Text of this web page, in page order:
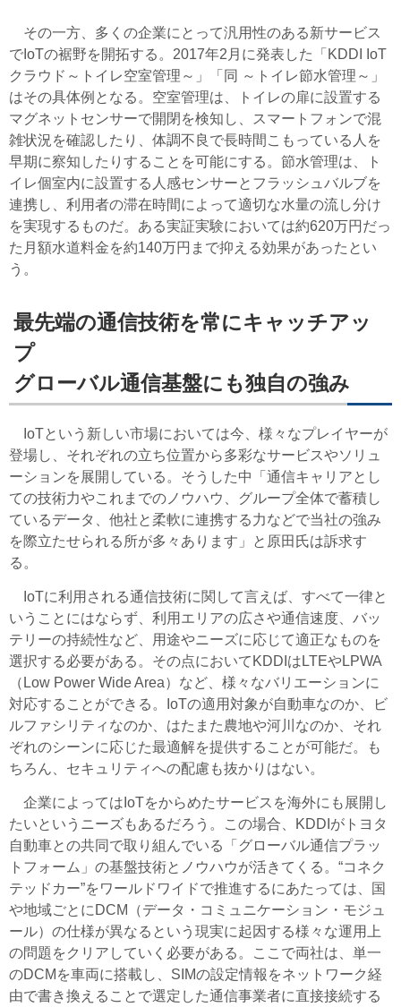
その一方、多くの企業にとって汎用性のある新サービス
でIoTの裾野を開拓する。2017年2月に発表した「KDDI IoT
クラウド～トイレ空室管理～」「同 ～トイレ節水管理～」
はその具体例となる。空室管理は、トイレの扉に設置する
マグネットセンサーで開閉を検知し、スマートフォンで混
雑状況を確認したり、体調不良で長時間こもっている人を
早期に察知したりすることを可能にする。節水管理は、ト
イレ個室内に設置する人感センサーとフラッシュバルブを
連携し、利用者の滞在時間によって適切な水量の流し分け
を実現するものだ。ある実証実験においては約620万円だっ
た月額水道料金を約140万円まで抑える効果があったとい
う。
最先端の通信技術を常にキャッチアッ
プ
グローバル通信基盤にも独自の強み
IoTという新しい市場においては今、様々なプレイヤーが
登場し、それぞれの立ち位置から多彩なサービスやソリュ
ーションを展開している。そうした中「通信キャリアとし
ての技術力やこれまでのノウハウ、グループ全体で蓄積し
ているデータ、他社と柔軟に連携する力などで当社の強み
を際立たせられる所が多々あります」と原田氏は訴求す
る。
IoTに利用される通信技術に関して言えば、すべて一律と
いうことにはならず、利用エリアの広さや通信速度、バッ
テリーの持続性など、用途やニーズに応じて適正なものを
選択する必要がある。その点においてKDDIはLTEやLPWA
（Low Power Wide Area）など、様々なバリエーションに
対応することができる。IoTの適用対象が自動車なのか、ビ
ルファシリティなのか、はたまた農地や河川なのか、それ
ぞれのシーンに応じた最適解を提供することが可能だ。も
ちろん、セキュリティへの配慮も抜かりはない。
企業によってはIoTをからめたサービスを海外にも展開し
たいというニーズもあるだろう。この場合、KDDIがトヨタ
自動車との共同で取り組んでいる「グローバル通信プラッ
トフォーム」の基盤技術とノウハウが活きてくる。“コネク
テッドカー”をワールドワイドで推進するにあたっては、国
や地域ごとにDCM（データ・コミュニケーション・モジュ
ール）の仕様が異なるという現実に起因する様々な運用上
の問題をクリアしていく必要がある。ここで両社は、単一
のDCMを車両に搭載し、SIMの設定情報をネットワーク経
由で書き換えることで選定した通信事業者に直接接続する